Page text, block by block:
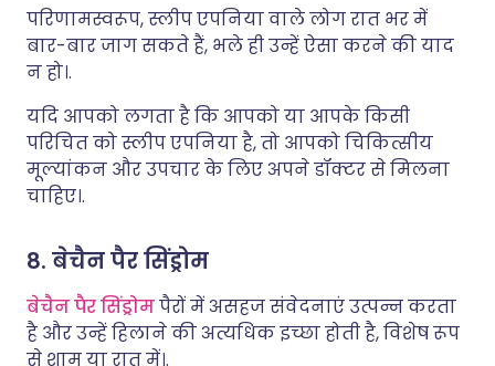
परिणामस्वरूप, स्लीप एपनिया वाले लोग रात भर में
बार-बार जाग सकते हैं, भले ही उन्हें ऐसा करने की याद
न हो।.
यदि आपको लगता है कि आपको या आपके किसी
परिचित को स्लीप एपनिया है, तो आपको चिकित्सीय
मूल्यांकन और उपचार के लिए अपने डॉक्टर से मिलना
चाहिए।.
8. बेचैन पैर सिंड्रोम
बेचैन पैर सिंड्रोमपैरों में असहज संवेदनाएं उत्पन्न करता
है और उन्हें हिलाने की अत्यधिक इच्छा होती है, विशेष रूप
से शाम या रात में।.